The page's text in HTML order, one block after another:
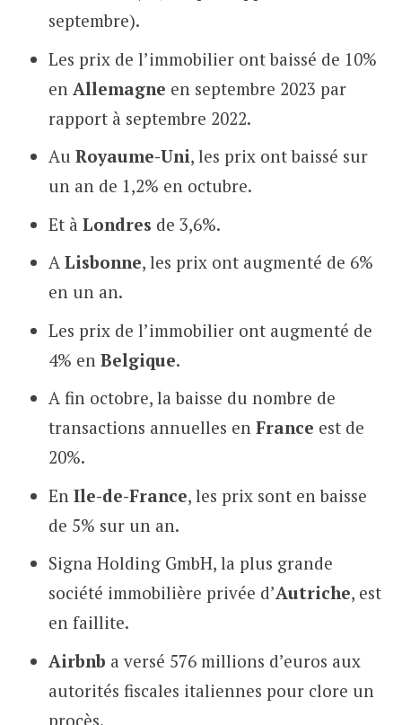
septembre).
Les prix de l’immobilier ont baissé de 10%
en Allemagne en septembre 2023 par
rapport à septembre 2022.
Au Royaume-Uni, les prix ont baissé sur
un an de 1,2% en octubre.
Et à Londres de 3,6%.
A Lisbonne, les prix ont augmenté de 6%
en un an.
Les prix de l’immobilier ont augmenté de
4% en Belgique.
A fin octobre, la baisse du nombre de
transactions annuelles en France est de
20%.
En Ile-de-France, les prix sont en baisse
de 5% sur un an.
Signa Holding GmbH, la plus grande
société immobilière privée d’Autriche, est
en faillite.
Airbnb a versé 576 millions d’euros aux
autorités fiscales italiennes pour clore un
procès.